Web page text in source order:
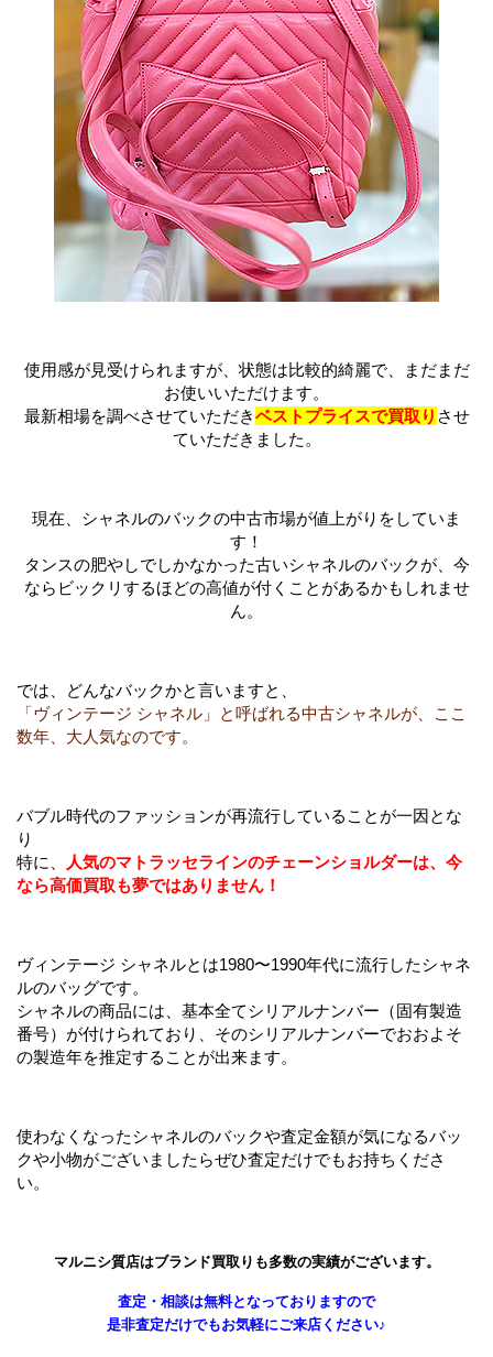
使用感が見受けられますが、状態は比較的綺麗で、まだまだ
お使いいただけます。
最新相場を調べさせていただきベストプライスで買取り させ
ていただきました。
現在、シャネルのバックの中古市場が値上がりをしていま
す！
タンスの肥やしでしかなかった古いシャネルのバックが、今
ならビックリするほどの高値が付くことがあるかもしれませ
ん。
では、どんなバックかと言いますと、
「ヴィンテージ シャネル」と呼ばれる中古シャネルが、ここ
数年、大人気なのです。
バブル時代のファッションが再流行していることが一因とな
り
特に、
人気のマトラッセラインのチェーンショルダーは、今
なら高価買取も夢ではありません！
ヴィンテージ シャネルとは1980〜1990年代に流行したシャネ
ルのバッグです。
シャネルの商品には、基本全てシリアルナンバー（固有製造
番号）が付けられており、そのシリアルナンバーでおおよそ
の製造年を推定することが出来ます。
使わなくなったシャネルのバックや査定金額が気になるバッ
クや小物がございましたらぜひ査定だけでもお持ちくださ
い。
マルニシ質店はブランド買取りも多数の実績がございます。
査定・相談は無料となっておりますので
是非査定だけでもお気軽にご来店ください♪